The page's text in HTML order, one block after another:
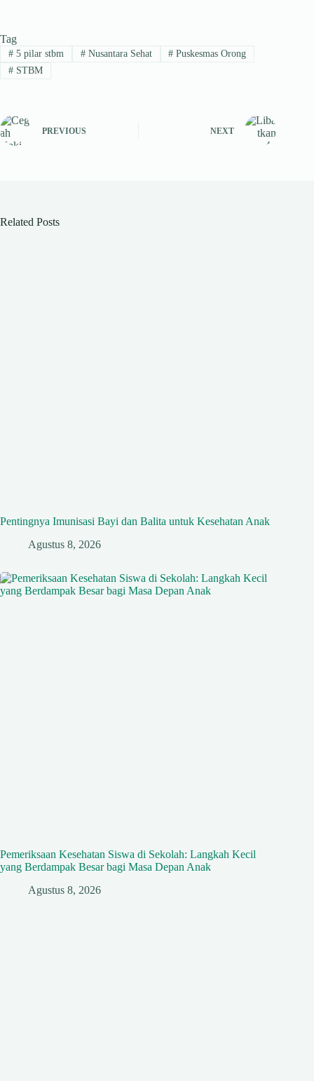
A
pp
a
ok In
ds
Tag
#5 pilar stbm #Nusantara Sehat # Puskesmas Orong
#STBM
PREVIOUS NEXT
Related Posts
Pentingnya Imunisasi Bayi dan Balita untuk Kesehatan Anak
Agustus 8, 2026
Pemeriksaan Kesehatan Siswa di Sekolah: Langkah Kecil
yang Berdampak Besar bagi Masa Depan Anak
Agustus 8, 2026